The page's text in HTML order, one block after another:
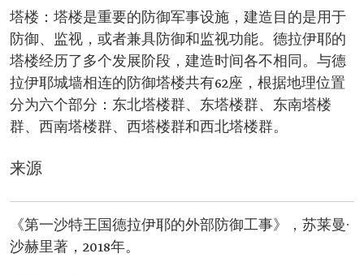
塔楼：塔楼是重要的防御军事设施，建造目的是用于
防御、监视，或者兼具防御和监视功能。德拉伊耶的
塔楼经历了多个发展阶段，建造时间各不相同。与德
拉伊耶城墙相连的防御塔楼共有62座，根据地理位置
分为六个部分：东北塔楼群、东塔楼群、东南塔楼
群、西南塔楼群、西塔楼群和西北塔楼群。
来源
《第一沙特王国德拉伊耶的外部防御工事》，苏莱曼·
沙赫里著，2018年。